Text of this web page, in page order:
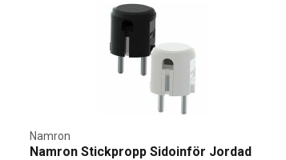
Namron Stickpropp Sidoinför Jordad
Namron